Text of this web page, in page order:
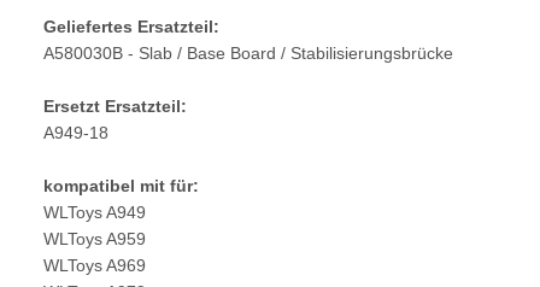
Geliefertes Ersatzteil:
A580030B - Slab / Base Board / Stabilisierungsbrücke
Ersetzt Ersatzteil:
A949-18
kompatibel mit für:
WLToys A949
WLToys A959
WLToys A969